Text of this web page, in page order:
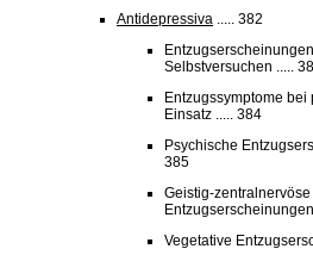
Antidepressiva ..... 382
Selbstversuchen .....
Entzugssymptome
Einsatz ..... 384
Psychische
385
Geistig-zentralnervöse
Vegetative